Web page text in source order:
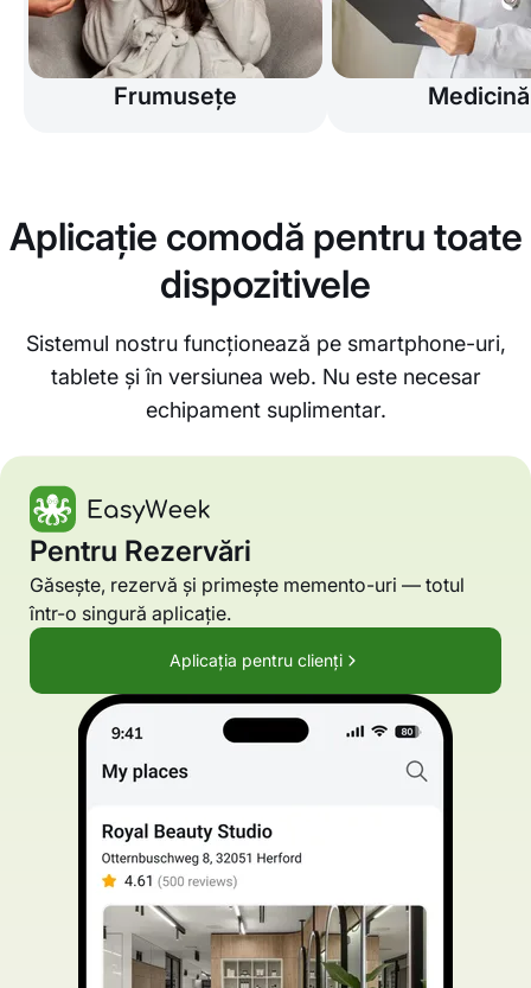
Frumusețe Medicină
Aplicație comodă pentru toate
dispozitivele
Sistemul nostru funcționează pe smartphone-uri,
tablete și în versiunea web. Nu este necesar
echipament suplimentar.
Pentru Rezervări
Găsește, rezervă și primește memento-uri — totul
într-o singură aplicație.
Aplicația pentru clienți